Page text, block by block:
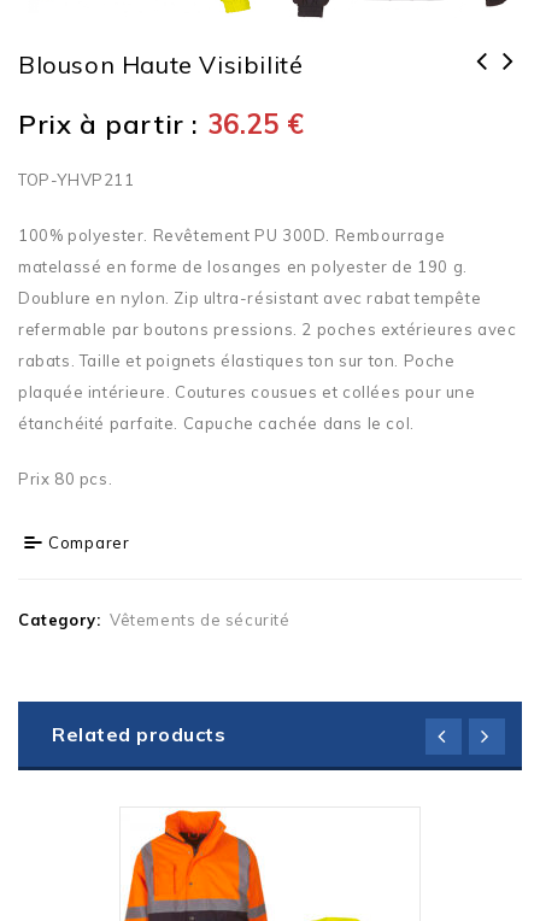
Blouson Haute Visibilité
Prix à partir : 36.25 €
TOP-YHVP211
100% polyester. Revêtement PU 300D. Rembourrage
matelassé en forme de losanges en polyester de 190 g.
Doublure en nylon. Zip ultra-résistant avec rabat tempête
refermable par boutons pressions. 2 poches extérieures avec
rabats. Taille et poignets élastiques ton sur ton. Poche
plaquée intérieure. Coutures cousues et collées pour une
étanchéité parfaite. Capuche cachée dans le col.
Prix 80 pcs.
Comparer
Category: Vêtements de sécurité
Related products